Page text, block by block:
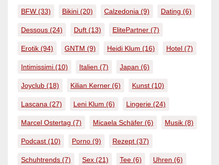
BFW (33) Bikini (20) Calzedonia (9) Dating (6)
Dessous (24) Duft (13) ElitePartner (7)
Erotik (94) GNTM (9) Heidi Klum (16) Hotel (7)
Intimissimi (10) Italien (7) Japan (6)
Joyclub (18) Kilian Kerner (6) Kunst (10)
Lascana (27) Leni Klum (6) Lingerie (24)
Marcel Ostertag (7) Micaela Schäfer (6) Musik (8)
Podcast (10) Porno (9) Rezept (37)
Schuhtrends (7) Sex (21) Tee (6) Uhren (6)